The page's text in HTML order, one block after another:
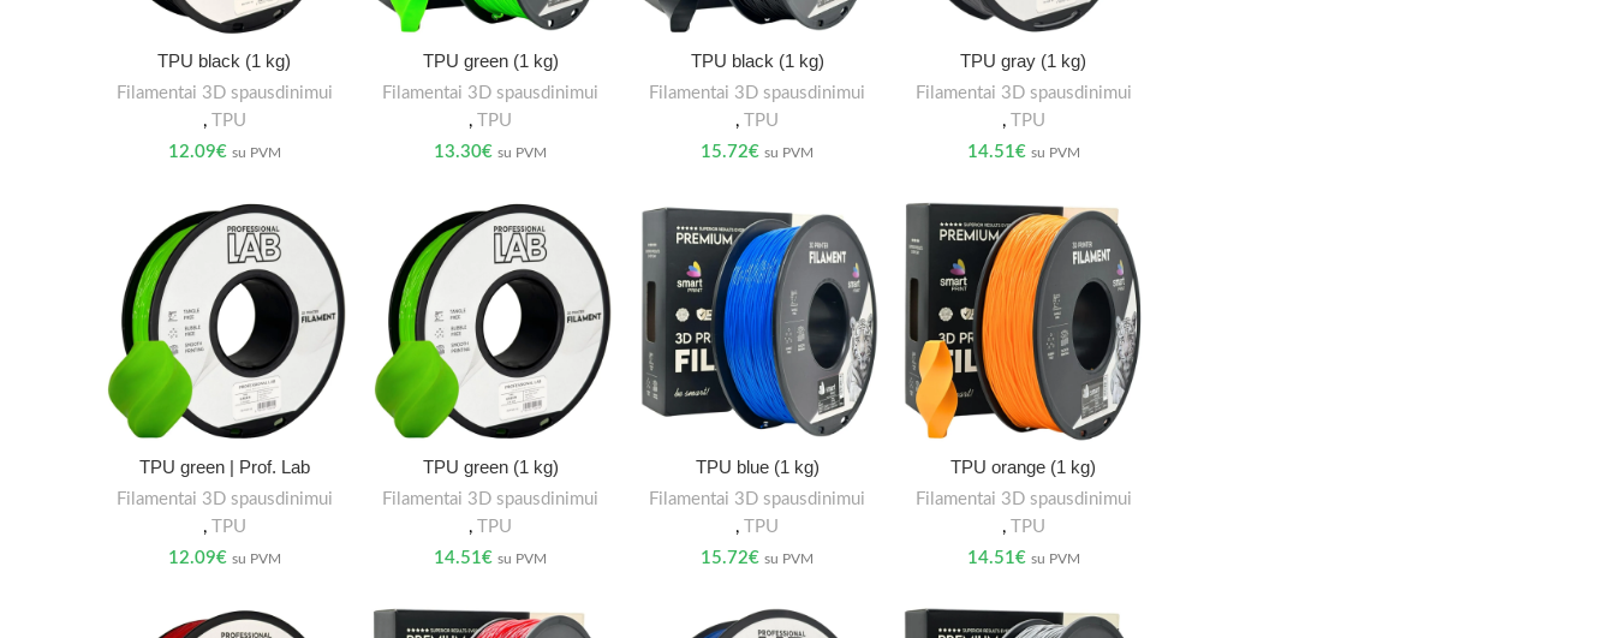
TPU black (1 kg)
Filamentai 3D spausdinimui
, TPU
12.09€ su PVM
TPU green (1 kg)
Filamentai 3D spausdinimui
,TPU
13.30€ su PVM
TPU black (1 kg)
Filamentai 3D spausdinimui
,TPU
15.72€ su PVM
TPU gray (1 kg)
Filamentai 3D spausdinimui
, TPU
14.51€ su PVM
TPU green | Prof. Lab
Filamentai 3D spausdinimui
,
TPU
12.09€ su PVM
TPU green (1 kg)
Filamentai 3D spausdinimui
,
TPU
14.51€ su PVM
TPU blue (1 kg)
Filamentai 3D spausdinimui
,
TPU
15.72€ su PVM
TPU orange (1 kg)
Filamentai 3D spausdinimui
,
TPU
14.51€ su PVM